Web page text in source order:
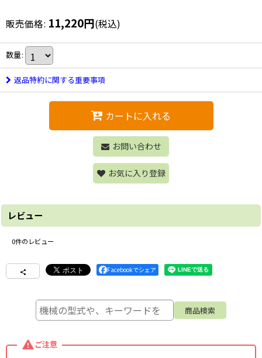
販売価格: 11,220円(税込)
数量:
返品特約に関する重要事項
カートに入れる
お問い合わせ
お気に入り登録
レビュー
0件のレビュー
Facebookでシェア
ご注意